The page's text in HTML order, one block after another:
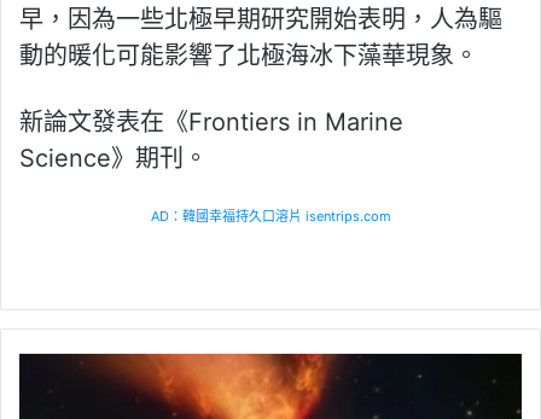
早，因為一些北極早期研究開始表明，人為驅
動的暖化可能影響了北極海冰下藻華現象。
新論文發表在《Frontiers in Marine
Science》期刊。
AD：韓國幸福持久口溶片 isentrips.com